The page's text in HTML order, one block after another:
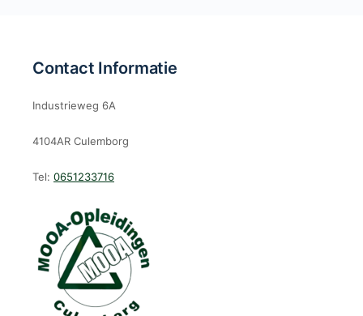
Contact Informatie
Industrieweg 6A
4104AR Culemborg
Tel: 0651233716